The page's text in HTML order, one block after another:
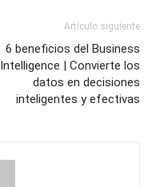
Artículo siguiente
6 beneficios del Business
Intelligence | Convierte los
datos en decisiones
inteligentes y efectivas